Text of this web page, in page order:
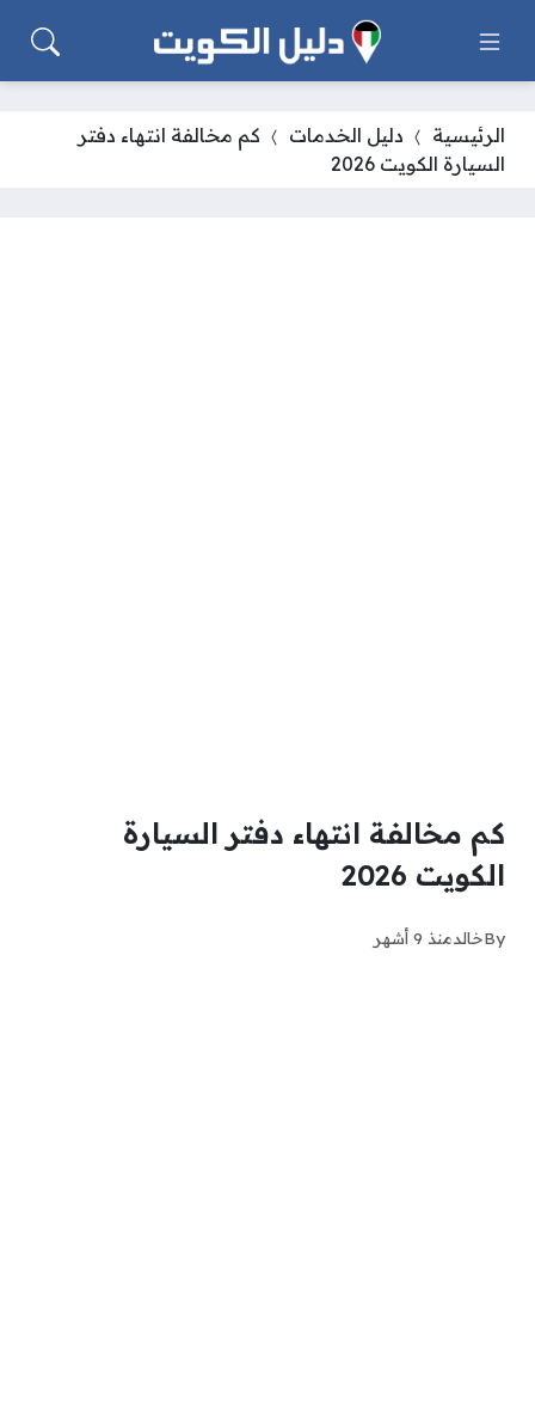
الرئيسية دليل الخدمات
كم مخالفة انتهاء دفتر
السيارة الكويت 2026
كم مخالفة انتهاء دفتر السيارة
الكويت 2026
Byخالدمنذ 9 أشهر